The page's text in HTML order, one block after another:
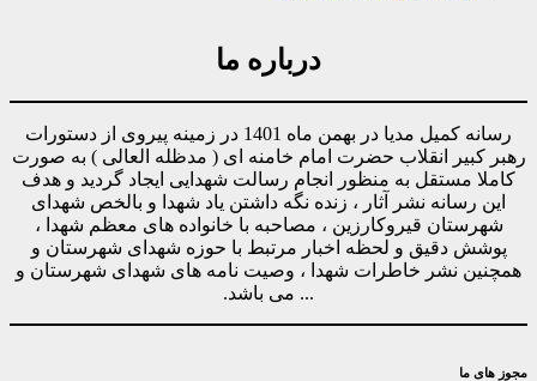
درباره ما
رسانه کمیل مدیا در بهمن ماه 1401 در زمینه پیروی از دستورات
رهبر کبیر انقلاب حضرت امام خامنه ای ( مدظله العالی ) به صورت
کاملا مستقل به منظور انجام رسالت شهدایی ایجاد گردید و هدف
این رسانه نشر آثار ، زنده نگه داشتن یاد شهدا و بالخص شهدای
شهرستان قیروکارزین ، مصاحبه با خانواده های معظم شهدا ،
پوشش دقیق و لحظه اخبار مرتبط با حوزه شهدای شهرستان و
همچنین نشر خاطرات شهدا ، وصیت نامه های شهدای شهرستان و
... می باشد.
مجوز های ما